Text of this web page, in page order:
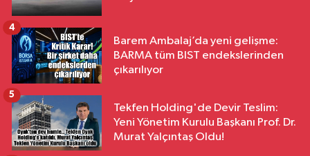
Barem Ambalaj’da yeni gelişme:
BARMA tüm BIST endekslerinden
çıkarılıyor
4
Tekfen Holding'de Devir Teslim:
Yeni Yönetim Kurulu Başkanı Prof. Dr.
Murat Yalçıntaş Oldu!
5